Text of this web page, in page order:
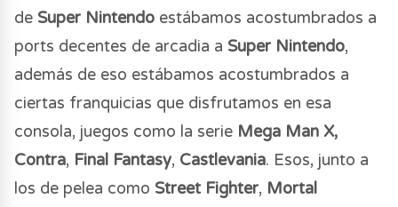
de Super Nintendo estábamos acostumbrados a
ports decentes de arcadia a Super Nintendo,
además de eso estábamos acostumbrados a
ciertas franquicias que disfrutamos en esa
consola, juegos como la serie Mega Man X,
Contra, Final Fantasy, Castlevania. Esos, junto a
los de pelea como Street Fighter, Mortal